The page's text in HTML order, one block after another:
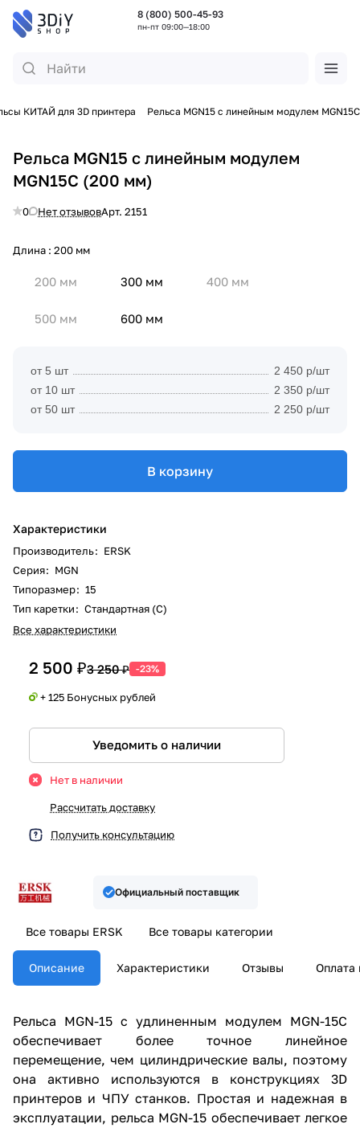
8 (800) 500-45-93
пн-пт 09:00—18:00
КИТАЙ для 3D принтера Рельса MGN15 с линейным модулем MGN15C
Рельса MGN15 с линейным модулем
MGN15C (200 мм)
0 Нет отзывовАрт. 2151
Длина : 200 мм
200 мм 300 мм 400 мм
500 мм 600 мм
от 5 шт
2 450 р/шт
от 10 шт
2 350 р/шт
от 50 шт
2 250 р/шт
В корзину
Характеристики
Производитель: ERSK
Серия: MGN
Типоразмер: 15
Тип каретки: Стандартная (C)
Все характеристики
2 500 ₽3 250 ₽ -23%
+ 125 Бонусных рублей
Уведомить о наличии
Нет в наличии
Рассчитать доставку
Получить консультацию
Официальный поставщик
Все товары ERSK Все товары категории
Описание Характеристики Отзывы Оплата
Рельса MGN-15 с удлиненным модулем MGN-15C
обеспечивает более точное линейное
перемещение, чем цилиндрические валы, поэтому
она активно используются в конструкциях 3D
принтеров и ЧПУ станков. Простая и надежная в
эксплуатации, рельса MGN-15 обеспечивает легкое